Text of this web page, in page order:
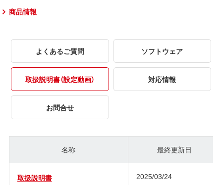
商品情報
よくあるご質問 ソフトウェア
取扱説明書（設定動画） 対応情報
お問合せ
名称 最終更新日
取扱説明書 2025/03/24